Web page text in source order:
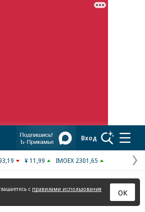
Вход
¥ 11,99 IMOEX 2301,65
с правилами использования
ОК